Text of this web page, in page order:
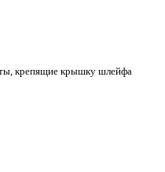
крепящие крышку шлейфа